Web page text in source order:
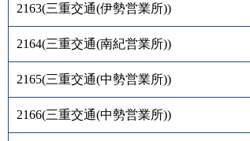
2163(三重交通(伊勢営業所))
2164(三重交通(南紀営業所))
2165(三重交通(中勢営業所))
2166(三重交通(中勢営業所))